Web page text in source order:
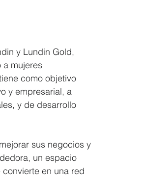
y Lundin Gold,
a mujeres
como objetivo
y empresarial, a
y de desarrollo
sus negocios y
un espacio
en una red